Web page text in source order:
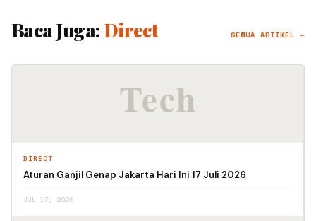
Baca Juga: Direct SEMUA ARTIKEL →
DIRECT
Aturan Ganjil Genap Jakarta Hari Ini 17 Juli 2026
JUL 17, 2026